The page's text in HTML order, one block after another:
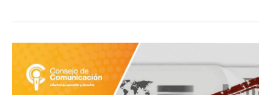
Manual
de
buenas
prácticas